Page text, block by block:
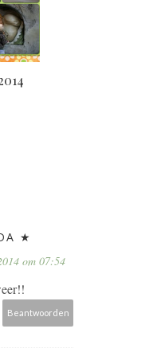
★
om 07:54
Beantwoorden